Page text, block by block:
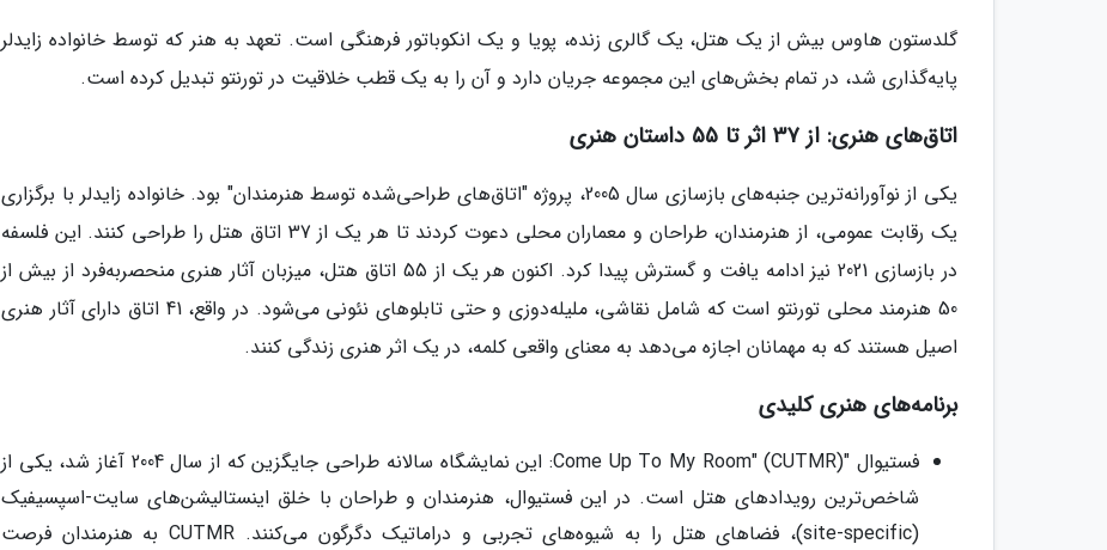
گلدستون هاوس بیش از یک هتل، یک گالری زنده، پویا و یک انکوباتور فرهنگی است. تعهد به هنر که توسط خانواده زایدلر
پایه‌گذاری شد، در تمام بخش‌های این مجموعه جریان دارد و آن را به یک قطب خلاقیت در تورنتو تبدیل کرده است.
اتاق‌های هنری: از 37 اثر تا 55 داستان هنری
یکی از نوآورانه‌ترین جنبه‌های بازسازی سال 2005، پروژه "اتاق‌های طراحی‌شده توسط هنرمندان" بود. خانواده زایدلر با برگزاری
یک رقابت عمومی، از هنرمندان، طراحان و معماران محلی دعوت کردند تا هر یک از 37 اتاق هتل را طراحی کنند. این فلسفه
در بازسازی 2021 نیز ادامه یافت و گسترش پیدا کرد. اکنون هر یک از 55 اتاق هتل، میزبان آثار هنری منحصربه‌فرد از بیش از
50 هنرمند محلی تورنتو است که شامل نقاشی، ملیله‌دوزی و حتی تابلوهای نئونی می‌شود. در واقع، 41 اتاق دارای آثار هنری
اصیل هستند که به مهمانان اجازه می‌دهد به معنای واقعی کلمه، در یک اثر هنری زندگی کنند.
برنامه‌های هنری کلیدی
فستیوال "Come Up To My Room" (CUTMR): این نمایشگاه سالانه طراحی جایگزین که از سال 2004 آغاز شد، یکی از
شاخص‌ترین رویدادهای هتل است. در این فستیوال، هنرمندان و طراحان با خلق اینستالیشن‌های سایت-اسپسیفیک
(site-specific)، فضاهای هتل را به شیوه‌های تجربی و دراماتیک دگرگون می‌کنند. CUTMR به هنرمندان فرصت